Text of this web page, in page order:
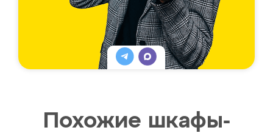
Похожие шкафы-